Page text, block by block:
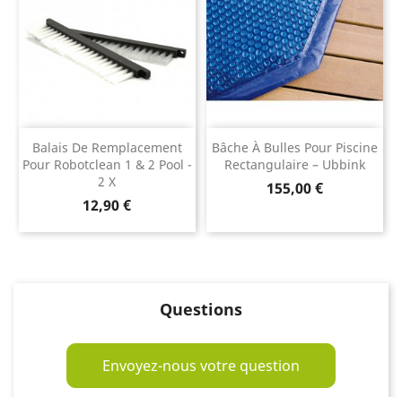
Balais De Remplacement
Pour Robotclean 1 & 2 Pool -
2 X
Prix
12,90 €
Bâche À Bulles Pour Piscine
Rectangulaire – Ubbink
Prix
155,00 €
Questions
Envoyez-nous votre question